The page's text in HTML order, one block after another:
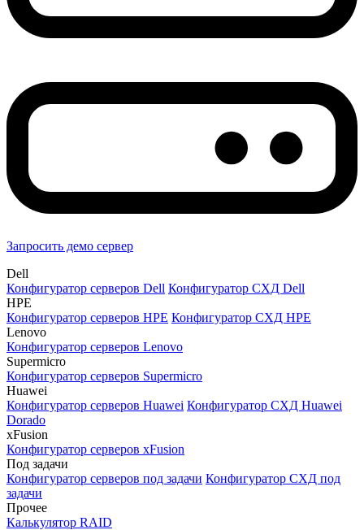
Запросить демо сервер
Dell
Конфигуратор серверов Dell Конфигуратор СХД Dell
HPE
Конфигуратор серверов HPE Конфигуратор СХД HPE
Lenovo
Конфигуратор серверов Lenovo
Supermicro
Конфигуратор серверов Supermicro
Huawei
Конфигуратор серверов Huawei Конфигуратор СХД Huawei
Dorado
xFusion
Конфигуратор серверов xFusion
Под задачи
Конфигуратор серверов под задачи Конфигуратор СХД под
задачи
Прочее
Калькулятор RAID